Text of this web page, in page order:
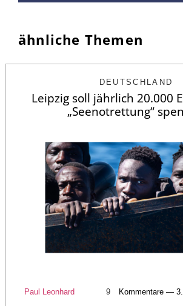
ähnliche Themen
DEUTSCHLAND
Leipzig soll jährlich 20.000
„Seenotrettung“
Paul Leonhard 9 Kommentare —